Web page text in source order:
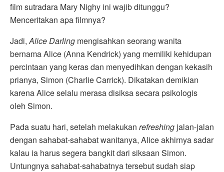
film sutradara Mary Nighy ini wajib ditunggu?
Menceritakan apa filmnya?
Jadi, Alice Darling mengisahkan seorang wanita
bernama Alice (Anna Kendrick) yang memiliki kehidupan
percintaan yang keras dan menyedihkan dengan kekasih
prianya, Simon (Charlie Carrick). Dikatakan demikian
karena Alice selalu merasa disiksa secara psikologis
oleh Simon.
Pada suatu hari, setelah melakukan refreshing jalan-jalan
dengan sahabat-sahabat wanitanya, Alice akhirnya sadar
kalau ia harus segera bangkit dari siksaan Simon.
Untungnya sahabat-sahabatnya tersebut sudah siap